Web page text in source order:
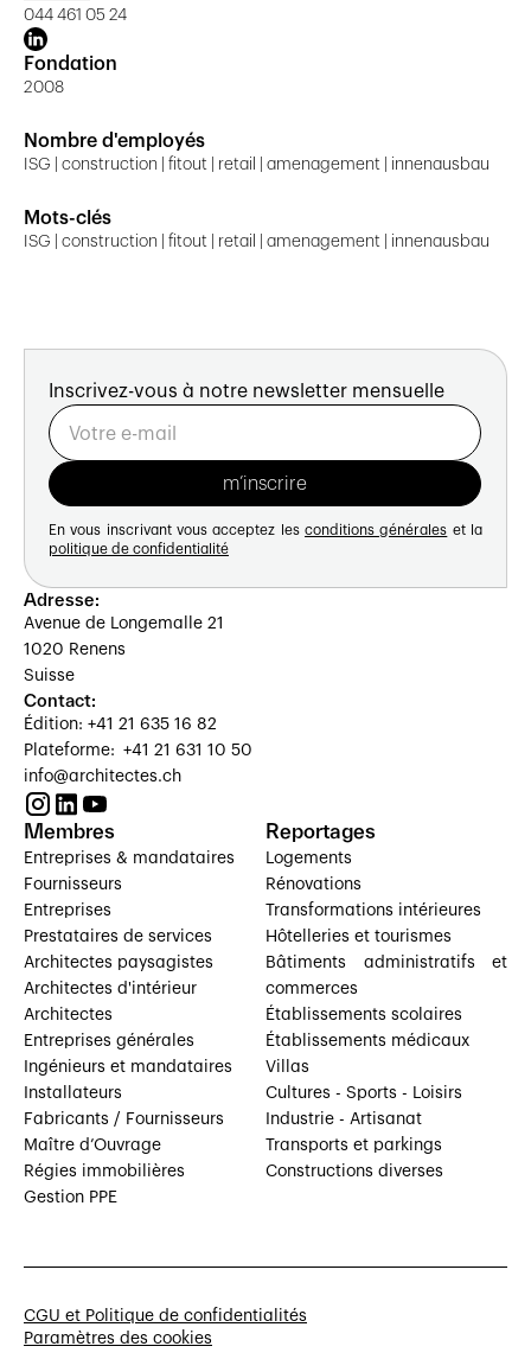
044 461 05 24
Fondation
2008
Nombre d'employés
ISG | construction | fitout | retail | amenagement | innenausbau
Mots-clés
ISG | construction | fitout | retail | amenagement | innenausbau
Inscrivez-vous à notre newsletter mensuelle
En vous inscrivant vous acceptez les conditions générales et la
politique de confidentialité
Adresse:
Avenue de Longemalle 21
1020 Renens
Suisse
Contact:
Édition: +41 21 635 16 82
Plateforme: +41 21 631 10 50
info@architectes.ch
Membres
Entreprises & mandataires
Fournisseurs
Entreprises
Prestataires de services
Architectes paysagistes
Architectes d'intérieur
Architectes
Entreprises générales
Ingénieurs et mandataires
Installateurs
Fabricants / Fournisseurs
Maître d’Ouvrage
Régies immobilières
Gestion PPE
Reportages
Logements
Rénovations
Transformations intérieures
Hôtelleries et tourismes
Bâtiments administratifs et
commerces
Établissements scolaires
Établissements médicaux
Villas
Cultures - Sports - Loisirs
Industrie - Artisanat
Transports et parkings
Constructions diverses
CGU et Politique de confidentialités
Paramètres des cookies